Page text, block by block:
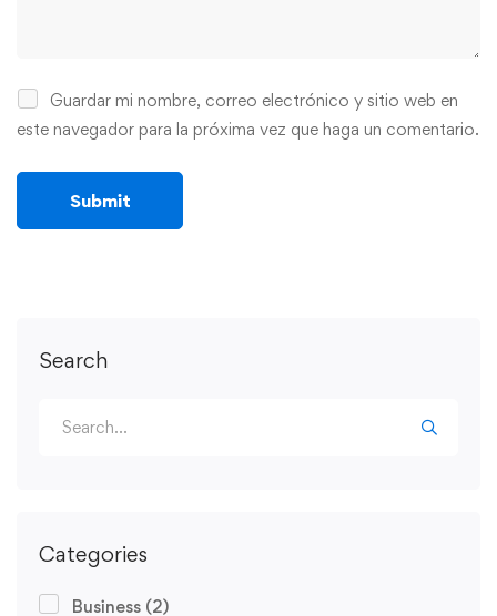
Search
Categories
Business (2)
Guardar mi nombre, correo electrónico y sitio web en
este navegador para la próxima vez que haga un comentario.